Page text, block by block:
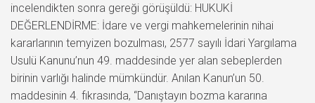
incelendikten sonra gereği görüşüldü: HUKUKİ
DEĞERLENDİRME: İdare ve vergi mahkemelerinin nihai
kararlarının temyizen bozulması, 2577 sayılı İdari Yargılama
Usulü Kanunu’nun 49. maddesinde yer alan sebeplerden
birinin varlığı halinde mümkündür. Anılan Kanun’un 50.
maddesinin 4. fıkrasında, “Danıştayın bozma kararına